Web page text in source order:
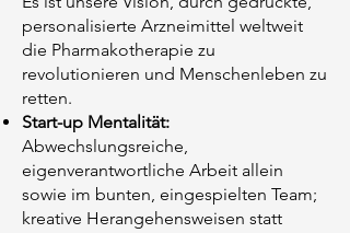
personalisierte Arzneimittel weltweit
die Pharmakotherapie zu
revolutionieren und Menschenleben zu
retten.
Start-up Mentalität:
Abwechslungsreiche,
eigenverantwortliche Arbeit allein
sowie im bunten, eingespielten Team;
kreative Herangehensweisen statt